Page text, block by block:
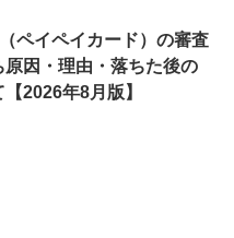
ペイペイカード）の審査
原因・理由・落ちた後の
2026年8月版】